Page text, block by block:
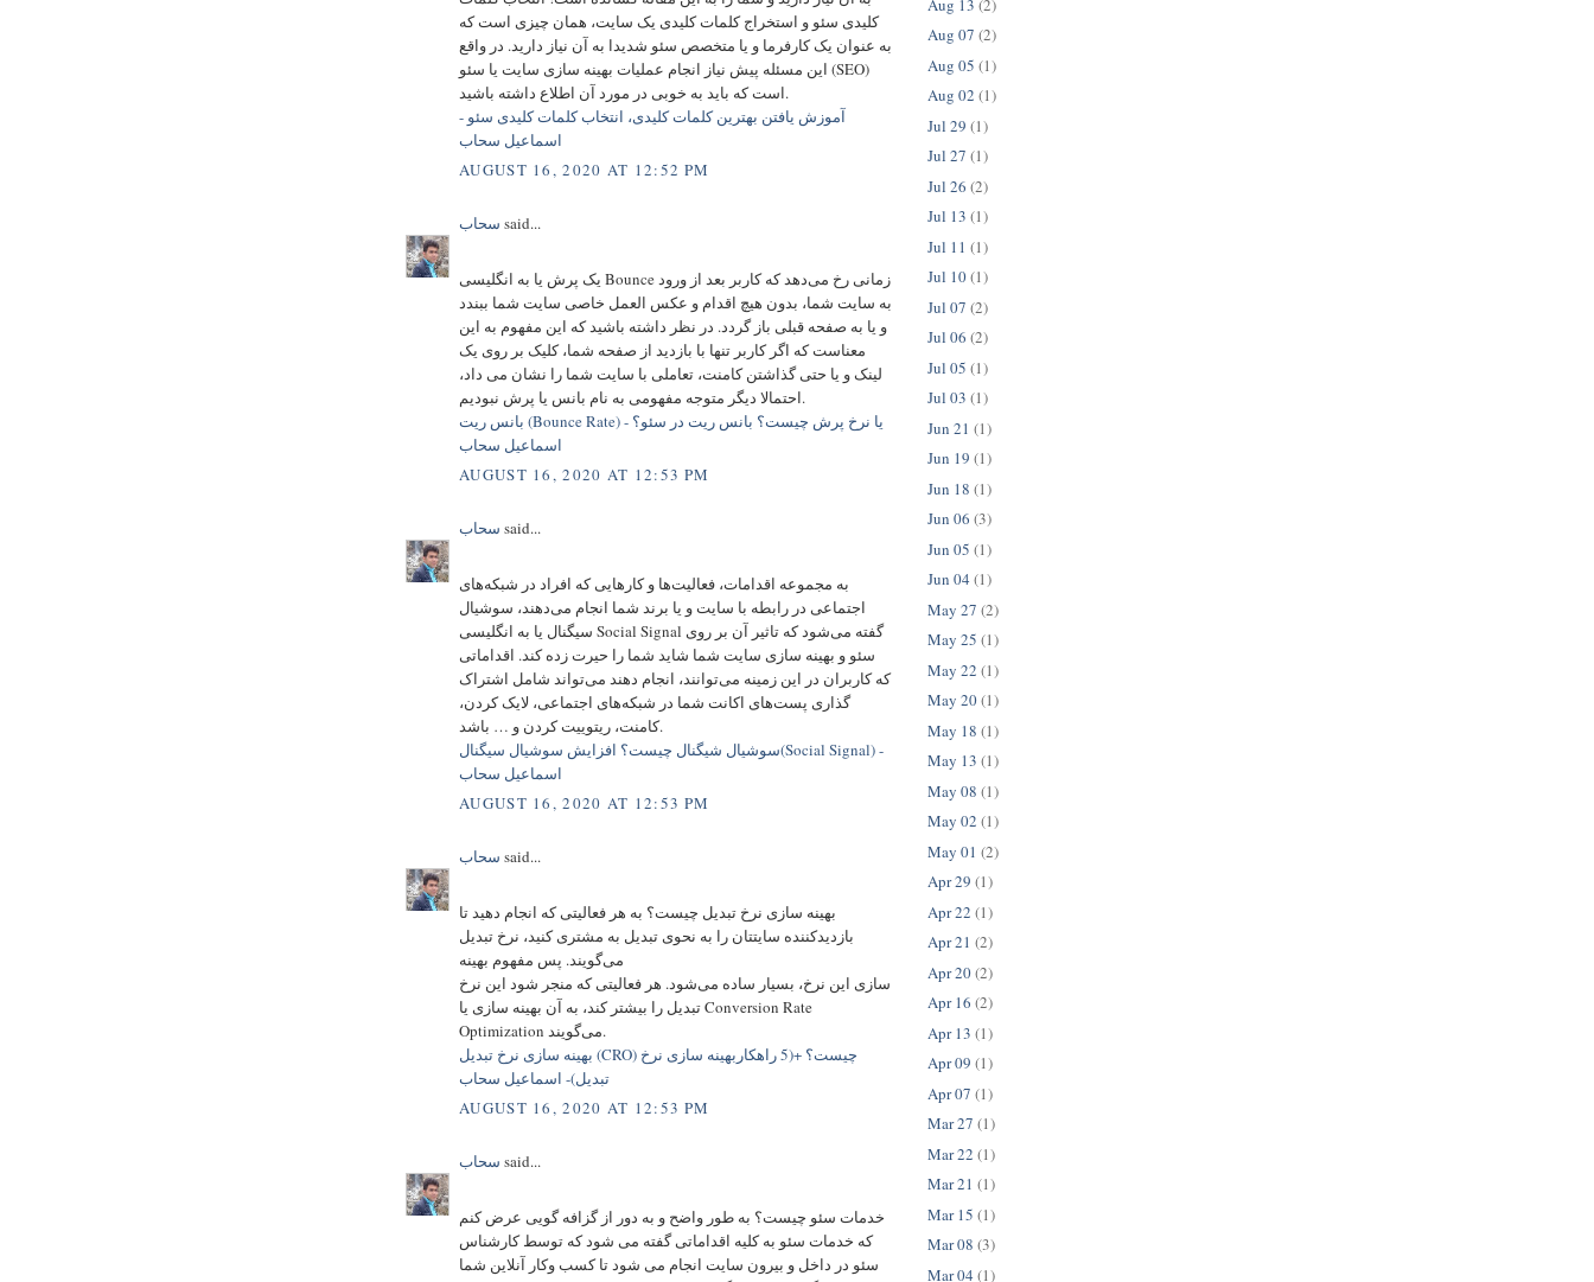
کلیدی سئو و استخراج کلمات کلیدی یک سایت، همان چیزی است که
به عنوان یک کارفرما و یا متخصص سئو شدیدا به آن نیاز دارید. در واقع
این مسئله پیش نیاز انجام عملیات بهینه سازی سایت یا سئو (SEO)
است که باید به خوبی در مورد آن اطلاع داشته باشید.
آموزش یافتن بهترین کلمات کلیدی، انتخاب کلمات کلیدی سئو -
اسماعیل سحاب
AUGUST 16, 2020 AT 12:52 PM
سحاب said...
یک پرش یا به انگلیسی Bounce زمانی رخ می‌دهد که کاربر بعد از ورود
به سایت شما، بدون هیچ اقدام و عکس العمل خاصی سایت شما ببندد
و یا به صفحه قبلی باز گردد. در نظر داشته باشید که این مفهوم به این
معناست که اگر کاربر تنها با بازدید از صفحه شما، کلیک بر روی یک
لینک و یا حتی گذاشتن کامنت، تعاملی با سایت شما را نشان می داد،
احتمالا دیگر متوجه مفهومی به نام بانس یا پرش نبودیم.
بانس ریت (Bounce Rate) یا نرخ پرش چیست؟ بانس ریت در سئو؟ -
اسماعیل سحاب
AUGUST 16, 2020 AT 12:53 PM
سحاب said...
به مجموعه اقدامات، فعالیت‌ها و کارهایی که افراد در شبکه‌های
اجتماعی در رابطه با سایت و یا برند شما انجام می‌دهند، سوشیال
سیگنال یا به انگلیسی Social Signal گفته می‌شود که تاثیر آن بر روی
سئو و بهینه سازی سایت شما شاید شما را حیرت زده کند. اقداماتی
که کاربران در این زمینه می‌توانند، انجام دهند می‌تواند شامل اشتراک
گذاری پست‌های اکانت شما در شبکه‌های اجتماعی، لایک کردن،
کامنت، ریتوییت کردن و … باشد.
سوشیال شیگنال چیست؟ افزایش سوشیال سیگنال(Social Signal) -
اسماعیل سحاب
AUGUST 16, 2020 AT 12:53 PM
سحاب said...
بهینه سازی نرخ تبدیل چیست؟ به هر فعالیتی که انجام دهید تا
بازدیدکننده سایتتان را به نحوی تبدیل به مشتری کنید، نرخ تبدیل
می‌گویند. پس مفهوم بهینه
سازی این نرخ، بسیار ساده می‌شود. هر فعالیتی که منجر شود این نرخ
تبدیل را بیشتر کند، به آن بهینه سازی یا Conversion Rate
Optimization می‌گویند.
بهینه سازی نرخ تبدیل (CRO) چیست؟ +(5 راهکاربهینه سازی نرخ
تبدیل)- اسماعیل سحاب
AUGUST 16, 2020 AT 12:53 PM
سحاب said...
خدمات سئو چیست؟ به طور واضح و به دور از گزافه گویی عرض کنم
که خدمات سئو به کلیه اقداماتی گفته می شود که توسط کارشناس
سئو در داخل و بیرون سایت انجام می شود تا کسب وکار آنلاین شما
Aug 13 (2)
Aug 07 (2)
Aug 05 (1)
Aug 02 (1)
Jul 29 (1)
Jul 27 (1)
Jul 26 (2)
Jul 13 (1)
Jul 11 (1)
Jul 10(1)
Jul 07 (2)
Jul 06 (2)
Jul 05 (1)
Jul 03 (1)
Jun 21 (1)
Jun 19 (1)
Jun 18 (1)
Jun 06 (3)
Jun 05 (1)
Jun 04 (1)
May 27 (2)
May 25 (1)
May 22 (1)
May 20(1)
May 18 (1)
May 13 (1)
May 08 (1)
May 02 (1)
May 01 (2)
Apr 29 (1)
Apr 22 (1)
Apr 21 (2)
Apr 20(2)
Apr 16 (2)
Apr 13 (1)
Apr 09 (1)
Apr 07 (1)
Mar 27 (1)
Mar 22 (1)
Mar 21 (1)
Mar 15 (1)
Mar 08 (3)
Mar 04 (1)